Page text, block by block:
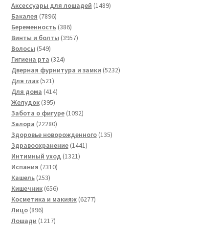
товаров
Аксессуары для лошадей 14891489
Бакалея 78967896
товаров
Беременность 386386
товаров
Винты и болты 39573957
Волосы 549549
товаров
Гигиена рта 324324
товара
Дверная фурнитура и замки 52325232
Для глаз 521521
товар
Для дома 414414
Желудок 395395
товаров
Забота о фигуре 10921092
Залора 2228022280
товаров
Здоровье новорожденного 135135
Здравоохранение 14411441
Интимный уход 13211321
Испания 73107310
Кашель 253253
товара
Кишечник 656656
товаров
Косметика и макияж 62776277
Лицо 896896
товаров
Лошади 12171217